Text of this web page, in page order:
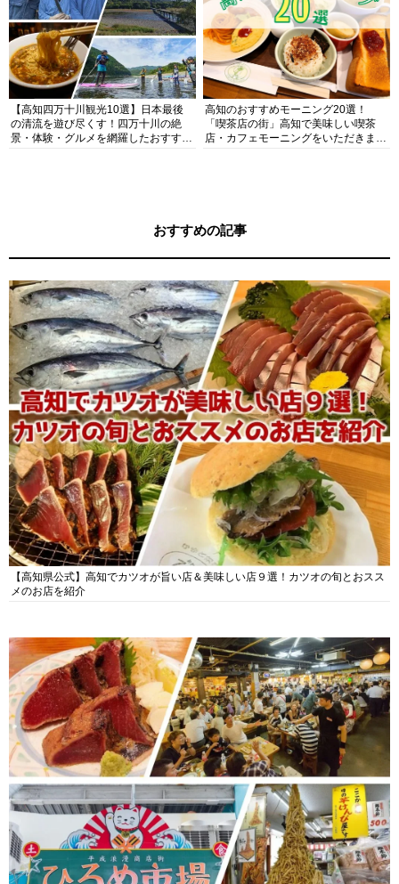
【高知四万十川観光10選】日本最後
の清流を遊び尽くす！四万十川の絶
景・体験・グルメを網羅したおすすめ
高知のおすすめモーニング20選！
「喫茶店の街」高知で美味しい喫茶
店・カフェモーニングをいただきま
おすすめの記事
【高知県公式】高知でカツオが旨い店＆美味しい店９選！カツオの旬とおスス
メのお店を紹介